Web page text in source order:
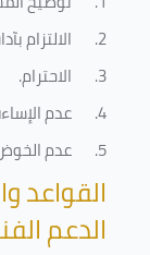
2.
الالتزام
3.
الاحترام.
4.
عدم
5.
عدم
القواعد
الدعم